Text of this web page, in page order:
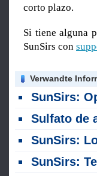
corto plazo.
Si tiene alguna
SunSirs con
Verwandte
SunSirs: Oportunidades y
Sulfato de amonio: la política de inspección
SunSirs: Los precios del
SunSirs: